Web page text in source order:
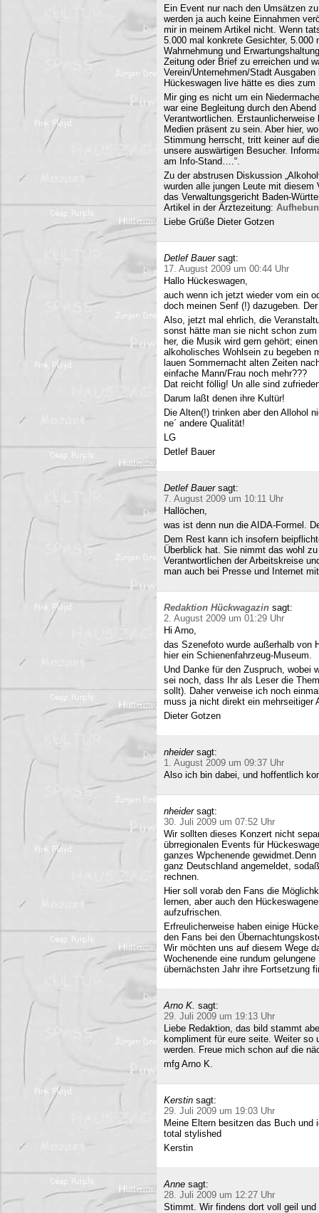
Ein Event nur nach den Umsätzen
werden ja auch keine Einnahmen
mir in meinem Artikel nicht. Wenn
5.000 mal konkrete Gesichter, 5.000
Wahrnehmung und
Zeitung oder Brief zu erreichen und
Verein/Unternehmen/Stadt
Hückeswagen live hätte es dies zum
Mir ging es nicht um ein
war eine Begleitung durch den
Verantwortlichen.
Medien präsent zu sein. Aber hier,
Stimmung herrscht, tritt keiner auf
unsere auswärtigen Besucher.
am Info-Stand….“.
Zu der abstrusen Diskussion
wurden alle jungen Leute mit
das Verwaltungsgericht Baden-
Artikel in der Ärztezeitung:
Liebe Grüße Dieter Gotzen
Detlef Bauer sagt:
17. August 2009 um 00:44 Uhr
Hallo Hückeswagen,
auch wenn ich jetzt wieder vom ein
doch meinen Senf (!) dazugeben.
Also, jetzt mal ehrlich, die
sonst hätte man sie nicht schon
her, die Musik wird gern gehört;
alkoholisches Wohlsein zu begeben
lauen Sommernacht alten Zeiten
einfache Mann/Frau noch mehr???
Dat reicht föllig! Un alle sind
Darum laßt denen ihre Kultür!
Die Alten(!) trinken aber den Allohol
ne´ andere Qualität!
LG
Detlef Bauer
Detlef Bauer sagt:
7. August 2009 um 10:11 Uhr
Hallöchen,
was ist denn nun die AIDA-Formel.
Dem Rest kann ich insofern
Überblick hat. Sie nimmt das wohl
Verantwortlichen der Arbeitskreise
man auch bei Presse und Internet
Redaktion Hückwagazin sagt:
2. August 2009 um 01:29 Uhr
Hi Arno,
das Szenefoto wurde außerhalb von
hier ein Schienenfahrzeug-Museum.
Und Danke für den Zuspruch, wobei
sei noch, dass Ihr als Leser die
sollt). Daher verweise ich noch
muss ja nicht direkt ein mehrseitiger
Dieter Gotzen
nheider sagt:
1. August 2009 um 09:37 Uhr
Also ich bin dabei, und hoffentlich
nheider sagt:
30. Juli 2009 um 07:52 Uhr
Wir sollten dieses Konzert nicht
übrregionalen Events für
ganzes Wpchenende
ganz Deutschland angemeldet,
rechnen.
Hier soll vorab den Fans die
lernen, aber auch den
aufzufrischen.
Erfreulicherweise haben einige
den Fans bei den
Wir möchten uns auf diesem Wege
Wochenende eine rundum
übernächsten Jahr ihre Fortsetzung
Arno K. sagt:
29. Juli 2009 um 19:13 Uhr
Liebe Redaktion, das bild stammt
kompliment für eure seite. Weiter so
werden. Freue mich schon auf die
mfg Arno K.
Kerstin sagt:
29. Juli 2009 um 19:03 Uhr
Meine Eltern besitzen das Buch
total stylished
Kerstin
Anne sagt:
28. Juli 2009 um 12:27 Uhr
Stimmt. Wir findens dort voll geil und